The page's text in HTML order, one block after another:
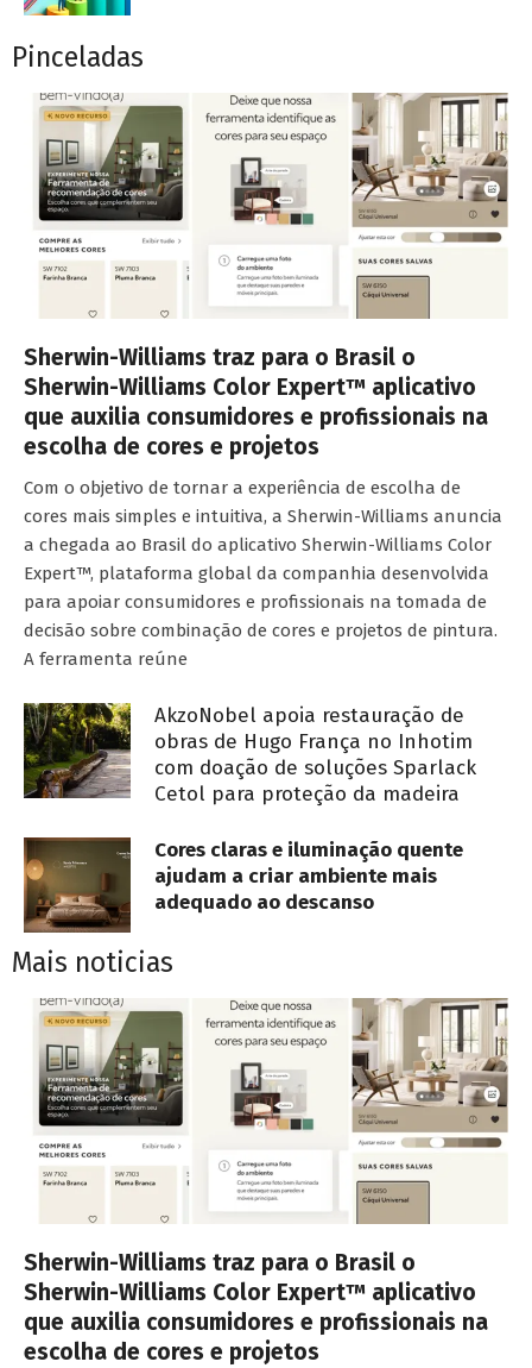
Pinceladas
Sherwin-Williams traz para o Brasil o
Sherwin-Williams Color Expert™ aplicativo
que auxilia consumidores e profissionais na
escolha de cores e projetos
Com o objetivo de tornar a experiência de escolha de
cores mais simples e intuitiva, a Sherwin-Williams anuncia
a chegada ao Brasil do aplicativo Sherwin-Williams Color
Expert™, plataforma global da companhia desenvolvida
para apoiar consumidores e profissionais na tomada de
decisão sobre combinação de cores e projetos de pintura.
A ferramenta reúne
AkzoNobel apoia restauração de
obras de Hugo França no Inhotim
com doação de soluções Sparlack
Cetol para proteção da madeira
Cores claras e iluminação quente
ajudam a criar ambiente mais
adequado ao descanso
Mais noticias
Sherwin-Williams traz para o Brasil o
Sherwin-Williams Color Expert™ aplicativo
que auxilia consumidores e profissionais na
escolha de cores e projetos